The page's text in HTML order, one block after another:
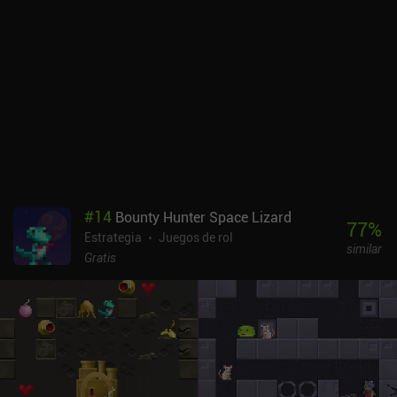
propietarios de pantallas grandes pueden discernir realmente.
Además, no se ha actualizado en años, y puede que ni siquiera
funcione en dispositivos modernos, lo que hace que un precio tan
elevado esté totalmente injustificado. Aun así, si te gustan los
juegos de mazmorras bien pensados, y consigues ejecutar Desktop
Dungeons sin que se cuelgue, puede proporcionarte muchas horas
de puro entretenimiento.
#14 Bounty Hunter Space Lizard
Estrategia
Juegos de rol
Gratis
77%
similar